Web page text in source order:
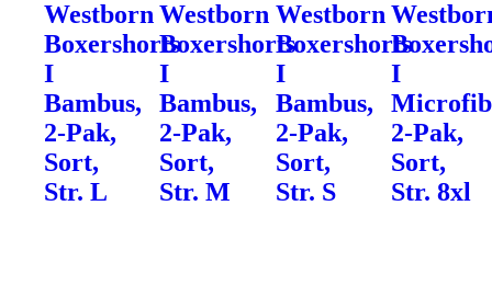
Westborn
Boxershorts
I
Bambus,
2-Pak,
Sort,
Str. L
Westborn
Boxershorts
I
Bambus,
2-Pak,
Sort,
Str. M
Westborn
Boxershorts
I
Bambus,
2-Pak,
Sort,
Str. S
I
2-Pak,
Sort,
Str. 8xl